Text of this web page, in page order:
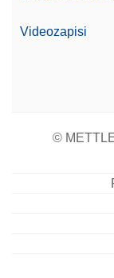
Videozapisi
©